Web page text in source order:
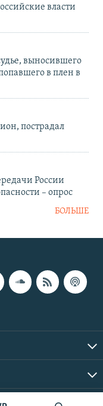
власти
выносившего
в плен в
пострадал
России
– опрос
БОЛЬШЕ